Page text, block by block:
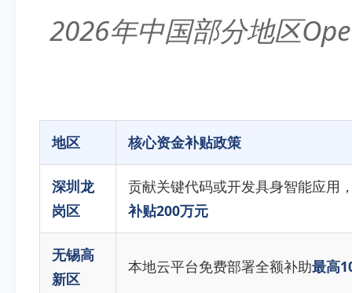
2026年中国部分地区
地区 核心资金补贴政策
深圳龙
岗区
贡献关键代码或开发具身智能应用
补贴200万元
无锡高
新区
本地云平台免费部署全额补助最高